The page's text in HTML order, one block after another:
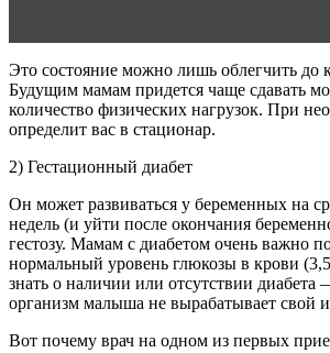
Это состояние можно лишь облегчить до
Будущим мамам придется чаще сдавать
количество физических нагрузок. При
определит вас в стационар.
2) Гестационный диабет
Он может развиваться у беременных на
недель (и уйти после окончания
гестозу. Мамам с диабетом очень важно
нормальный уровень глюкозы в крови
знать о наличии или отсутствии диабета
организм малыша не вырабатывает свой
Вот почему врач на одном из первых